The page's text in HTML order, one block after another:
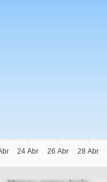
24 Abr 26 Abr 28 Abr